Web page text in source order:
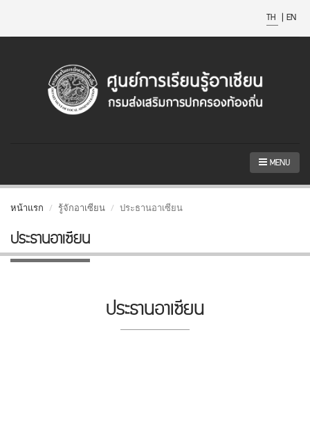
TH | EN
MENU
หน้าแรก รู้จักอาเซียน ประธานอาเซียน
ประธานอาเซียน
ประธานอาเซียน